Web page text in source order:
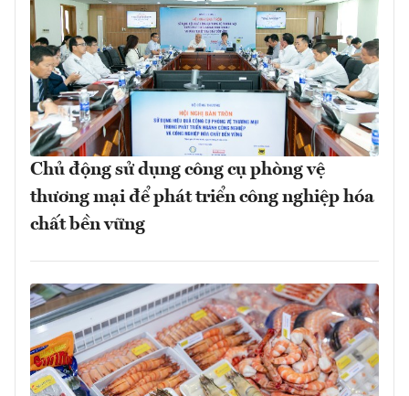
Chủ động sử dụng công cụ phòng vệ
thương mại để phát triển công nghiệp hóa
chất bền vững